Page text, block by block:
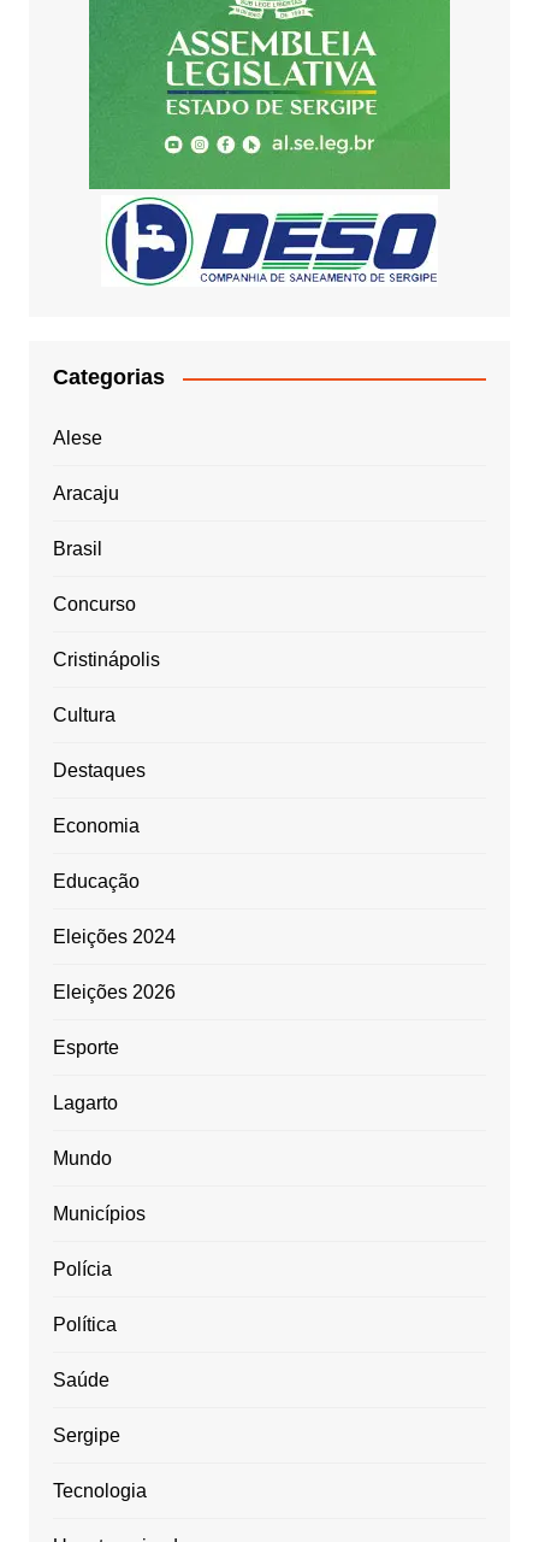
Categorias
Alese
Aracaju
Brasil
Concurso
Cristinápolis
Cultura
Destaques
Economia
Educação
Eleições 2024
Eleições 2026
Esporte
Lagarto
Mundo
Municípios
Polícia
Política
Saúde
Sergipe
Tecnologia